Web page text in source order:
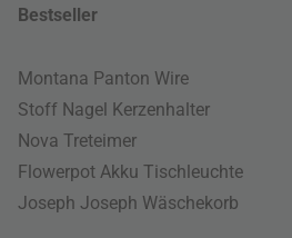
Bestseller
Montana Panton Wire
Stoff Nagel Kerzenhalter
Nova Treteimer
Flowerpot Akku Tischleuchte
Joseph Joseph Wäschekorb